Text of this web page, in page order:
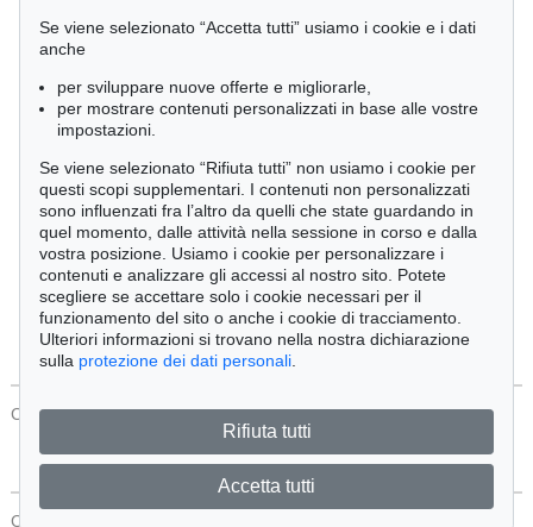
Cimelia
Ordine:
Tutti gli oggetti
Solo offerte attuali
Solo oggetti venduti
Cerca
CONTATTI Protezione Dei Dati
CONTATTI
Se viene selezionato “Accetta tutti” usiamo i cookie e i dati
anche
per sviluppare nuove offerte e migliorarle,
per mostrare contenuti personalizzati in base alle vostre
impostazioni.
Se viene selezionato “Rifiuta tutti” non usiamo i cookie per
questi scopi supplementari. I contenuti non personalizzati
sono influenzati fra l’altro da quelli che state guardando in
quel momento, dalle attività nella sessione in corso e dalla
vostra posizione. Usiamo i cookie per personalizzare i
contenuti e analizzare gli accessi al nostro sito. Potete
scegliere se accettare solo i cookie necessari per il
funzionamento del sito o anche i cookie di tracciamento.
Ulteriori informazioni si trovano nella nostra dichiarazione
sulla protezione dei dati personali
Rifiuta tutti
Accetta tutti